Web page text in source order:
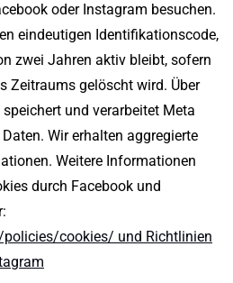
oder Instagram besuchen.
eindeutigen Identifikationscode,
zwei Jahren aktiv bleibt, sofern
Zeitraums gelöscht wird. Über
und verarbeitet Meta
Wir erhalten aggregierte
Weitere Informationen
durch Facebook und
cookies/ und Richtlinien